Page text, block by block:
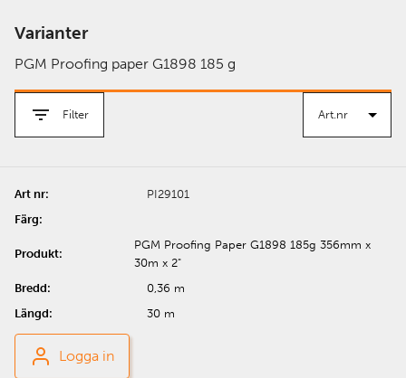
Varianter
PGM Proofing paper G1898 185 g
Filter
PI29101
PGM Proofing Paper G1898 185g 356mm x
30m x 2"
0,36 m
30 m
Logga in